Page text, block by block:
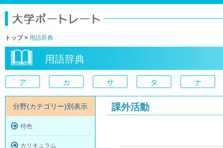
トップ> 用語辞典
用語辞典
ア カ サ タ ナ
分野(カテゴリー)別表示
特色
カリキュラム
課外活動